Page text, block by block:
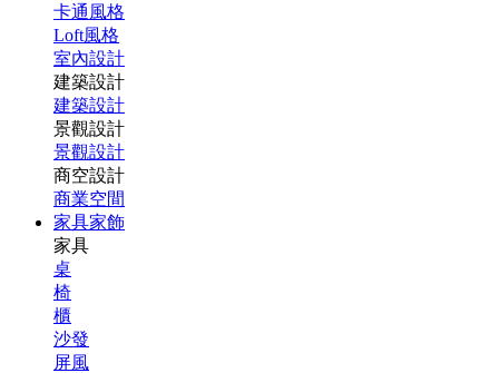
卡通風格
Loft風格
室內設計
建築設計
建築設計
景觀設計
景觀設計
商空設計
商業空間
家具家飾
家具
桌
椅
櫃
沙發
屏風